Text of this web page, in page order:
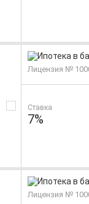
Лицензия №
Ставка
7%
Лицензия №